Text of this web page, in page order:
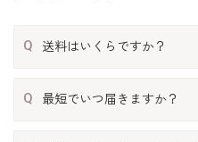
Q 送料はいくらですか？
Q 最短でいつ届きますか？